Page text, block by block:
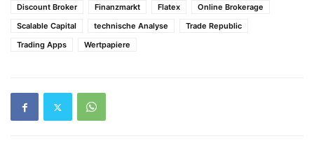
Discount Broker
Finanzmarkt Flatex
Online Brokerage
Scalable Capital
technische Analyse
Trade Republic
Trading Apps
Wertpapiere